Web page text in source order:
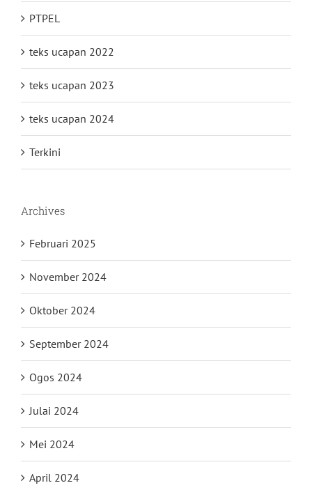
PTPEL
teks ucapan 2022
teks ucapan 2023
teks ucapan 2024
Terkini
Archives
Februari 2025
November 2024
Oktober 2024
September 2024
Ogos 2024
Julai 2024
Mei 2024
April 2024